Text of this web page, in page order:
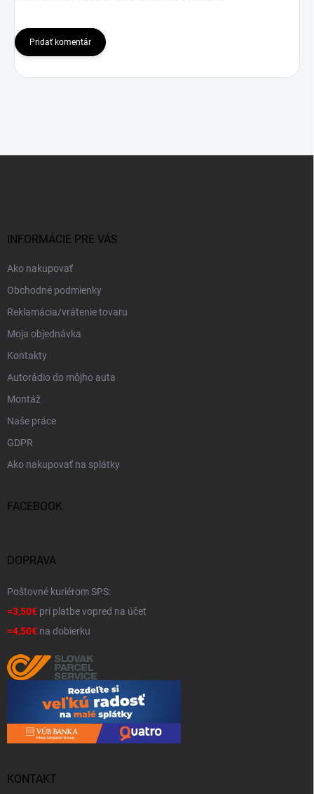
Pridať komentár
INFORMÁCIE PRE VÁS
Ako nakupovať
Obchodné podmienky
Reklamácia/vrátenie tovaru
Moja objednávka
Kontakty
Autorádio do môjho auta
Montáž
Naše práce
GDPR
Ako nakupovať na splátky
FACEBOOK
DOPRAVA
Poštovné kuriérom SPS:
=3,50€ pri platbe vopred na účet
=4,50€ na dobierku
KONTAKT